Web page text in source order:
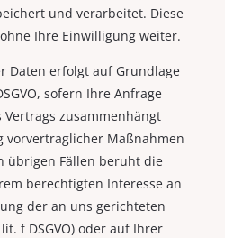
und verarbeitet. Diese
Ihre Einwilligung weiter.
Daten erfolgt auf Grundlage
sofern Ihre Anfrage
zusammenhängt
Maßnahmen
übrigen Fällen beruht die
berechtigten Interesse an
der an uns gerichteten
f DSGVO) oder auf Ihrer